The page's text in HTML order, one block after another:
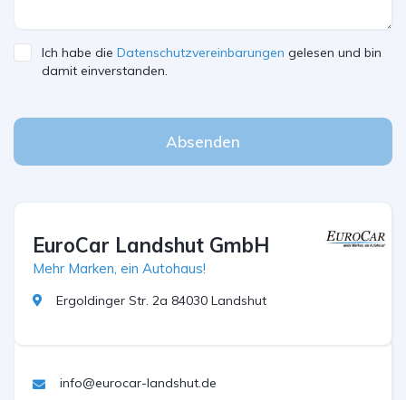
Ich habe die Datenschutzvereinbarungen gelesen und bin
damit einverstanden.
Absenden
EuroCar Landshut GmbH
Mehr Marken, ein Autohaus!
Ergoldinger Str. 2a 84030 Landshut
info@eurocar-landshut.de